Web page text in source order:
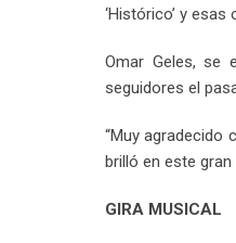
‘Histórico’ y
Omar Geles, se
seguidores el
“Muy agradecido
brilló en este
GIRA MUSICAL